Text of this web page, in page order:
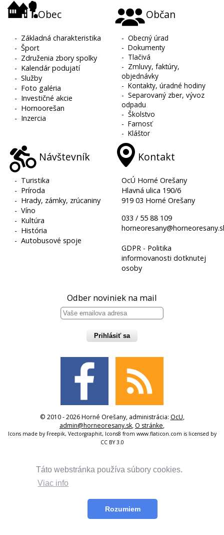
Táto webstránka používa súbory cookies.
Viac info
Rozumiem
Obec
- Základná charakteristika
-Šport
- Združenia zbory spolky
- Kalendár podujatí
-Služby
- Foto galéria
- Investičné akcie
- Hornoorešan
- Inzercia
Občan
-Obecný úrad
-Dokumenty
- Tlačivá
- Zmluvy, faktúry,
objednávky
-Kontakty, úradné hodiny
-Separovaný zber, vývoz
odpadu
-Školstvo
-Farnosť
-Kláštor
Návštevník
- Turistika
- Príroda
- Hrady, zámky, zrúcaniny
-Víno
- Kultúra
- História
-Autobusové spoje
Kontakt
OcÚ Horné Orešany
Hlavná ulica 190/6
919 03 Horné Orešany
033 / 55 88 109
GDPR - Politika
informovanosti dotknutej
osoby
Odber noviniek na mail
Prihlásiť sa
© 2010 - 2026 Horné Orešany, administrácia: OcU,
admin@horneoresany.sk, O stránke,
Icons made by Freepik, Vectorgraphit, Icons8 from www.flaticon.com is licensed by
CC BY 3.0